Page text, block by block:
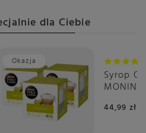
dla Ciebie
Okazja
Syrop
MONIN
44,99 zł